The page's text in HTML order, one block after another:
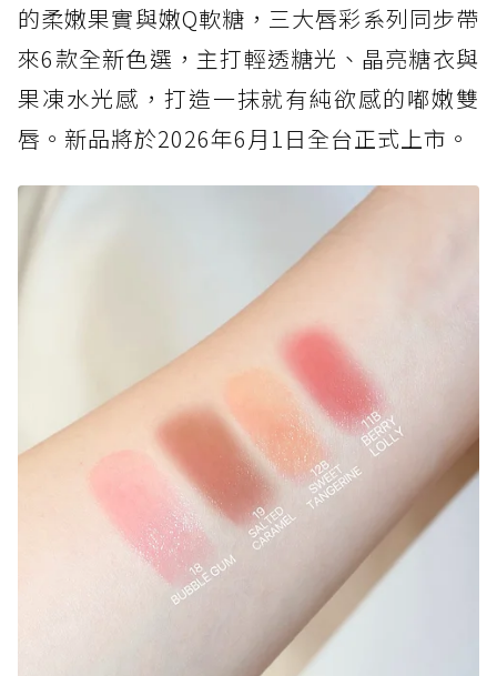
的柔嫩果實與嫩Q軟糖，三大唇彩系列同步帶
來6款全新色選，主打輕透糖光、晶亮糖衣與
果凍水光感，打造一抹就有純欲感的嘟嫩雙
唇。新品將於2026年6月1日全台正式上市。